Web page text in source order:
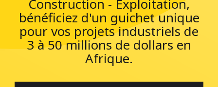
Construction - Exploitation,
bénéficiez d'un guichet unique
pour vos projets industriels de
3 à 50 millions de dollars en
Afrique.